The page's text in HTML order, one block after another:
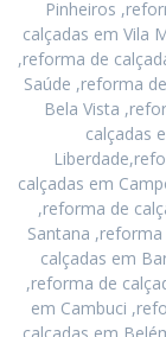
Pinheiros
calçadas em Vila
,reforma de
Saúde ,reforma
Bela Vista
calçadas
calçadas em
,reforma de
Santana
calçadas em
,reforma de
em Cambuci
calçadas em